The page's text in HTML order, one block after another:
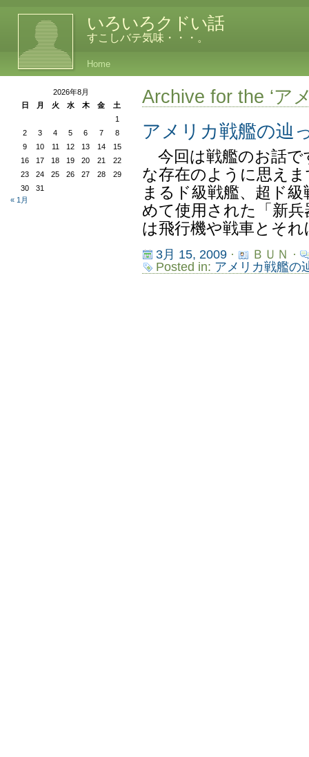
いろいろクドい話
すこしバテ気味・・・。
Home
Archive for the ‘ア
アメリカ戦艦の辿
今回は戦艦のお話で
な存在のように思え
まるド級戦艦、超ド
めて使用された「新
は飛行機や戦車とそ
3月 15, 2009·
ＢＵＮ ·
Posted in: アメリカ戦艦の
2026年8月
日
月 火 水 木 金
土
1
2
3 4 5 6 7
8
9
10 11 12 13 14
15
16
17 18 19 20 21
22
23
24 25 26 27 28
29
30
31
« 1月